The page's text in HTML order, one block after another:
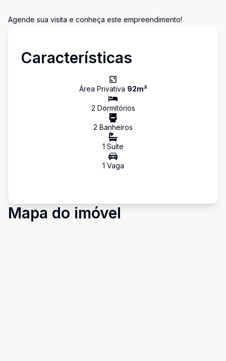
Agende sua visita e conheça este empreendimento!
Características
Área Privativa 92m²
2 Dormitórios
2 Banheiros
1 Suíte
1 Vaga
Mapa do imóvel